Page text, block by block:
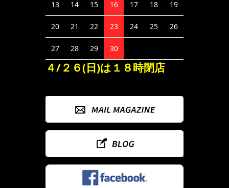
13 14 15 16 17 18 19
20 21 22 23 24 25 26
27 28 29 30
４/２６(日)は１８時閉店